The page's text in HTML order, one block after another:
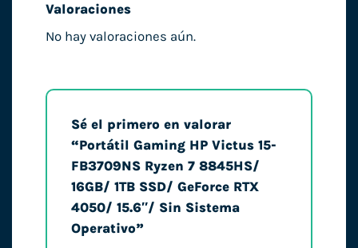
Valoraciones
No hay valoraciones aún.
Sé el primero en valorar
“Portátil Gaming HP Victus 15-
FB3709NS Ryzen 7 8845HS/
16GB/ 1TB SSD/ GeForce RTX
4050/ 15.6″/ Sin Sistema
Operativo”